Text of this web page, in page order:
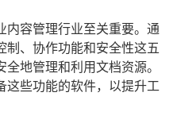
内容管理行业至关重要。通
制、协作功能和安全性这五
地管理和利用文档资源。
这些功能的软件，以提升工